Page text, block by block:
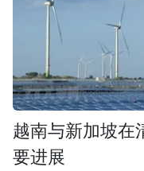
越南与新加坡在
要进展